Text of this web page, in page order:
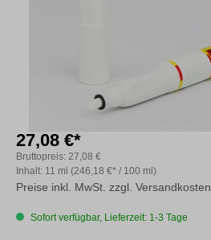
27,08 €*
Inhalt: 11 ml (246,18 €* / 100 ml)
Bruttopreis: 27,08 €
Preise inkl. MwSt. zzgl. Versandkosten
Sofort verfügbar, Lieferzeit: 1-3 Tage